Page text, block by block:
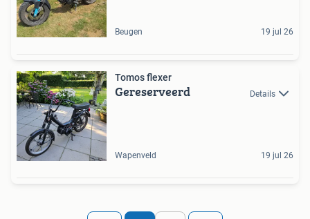
Beugen 19 jul 26
Tomos flexer
Gereserveerd Details
Wapenveld 19 jul 26